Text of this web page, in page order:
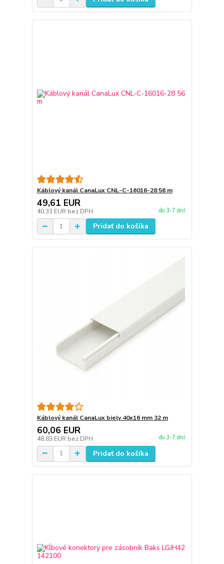
Káblový kanál CanaLux CNL-C-16016-28 56 m
49,61 EUR
40,33 EUR bez DPH do 3-7 dní
Pridať do košíka
Káblový kanál CanaLux biely 40x16 mm 32 m
60,06 EUR
48,83 EUR bez DPH do 3-7 dní
Pridať do košíka